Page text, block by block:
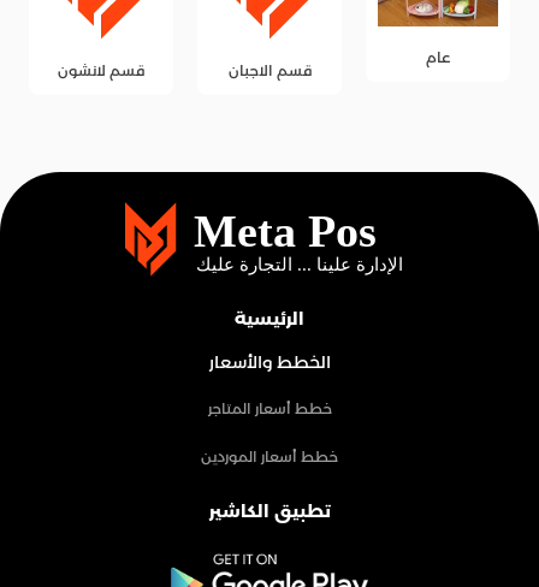
عام
قسم الاجبان قسم لانشون
الرئيسية
الخطط والأسعار
خطط أسعار المتاجر
خطط أسعار الموردين
تطبيق الكاشير